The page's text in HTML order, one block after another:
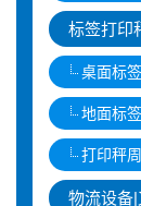
标签打印
桌面标
地面标
打印秤
物流设备